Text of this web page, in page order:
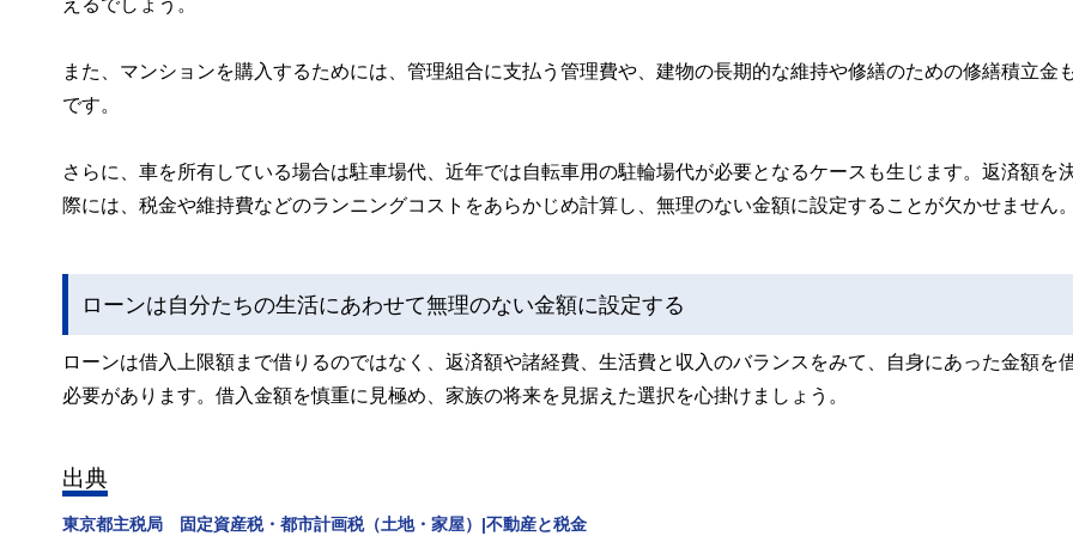
また、マンションを購入するためには、管理組合に支払う管理費や、建物の長期的な維持や修繕のための修繕積立金
です。
さらに、車を所有している場合は駐車場代、近年では自転車用の駐輪場代が必要となるケースも生じます。返済額を
際には、税金や維持費などのランニングコストをあらかじめ計算し、無理のない金額に設定することが欠かせません。
ローンは自分たちの生活にあわせて無理のない金額に設定する
ローンは借入上限額まで借りるのではなく、返済額や諸経費、生活費と収入のバランスをみて、自身にあった金額を
必要があります。借入金額を慎重に見極め、家族の将来を見据えた選択を心掛けましょう。
出典
東京都主税局 固定資産税・都市計画税（土地・家屋）|不動産と税金